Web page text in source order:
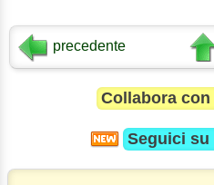
precedente
Collabora con
Seguici su